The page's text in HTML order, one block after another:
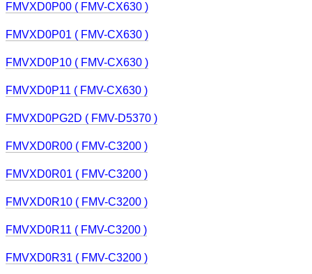
FMVXD0P00 ( FMV-CX630 )
FMVXD0P01 ( FMV-CX630 )
FMVXD0P10 ( FMV-CX630 )
FMVXD0P11 ( FMV-CX630 )
FMVXD0PG2D ( FMV-D5370 )
FMVXD0R00 ( FMV-C3200 )
FMVXD0R01 ( FMV-C3200 )
FMVXD0R10 ( FMV-C3200 )
FMVXD0R11 ( FMV-C3200 )
FMVXD0R31 ( FMV-C3200 )